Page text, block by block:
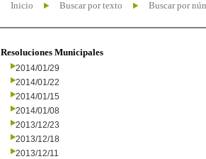
Inicio Buscar por texto Buscar por
Resoluciones Municipales
2014/01/29
2014/01/22
2014/01/15
2014/01/08
2013/12/23
2013/12/18
2013/12/11